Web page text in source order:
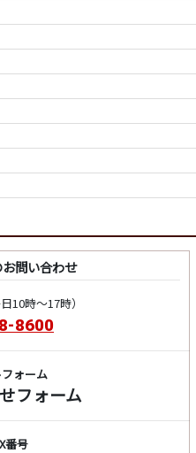
問い合わせ
10時～17時）
8600
ォーム
フォーム
番号